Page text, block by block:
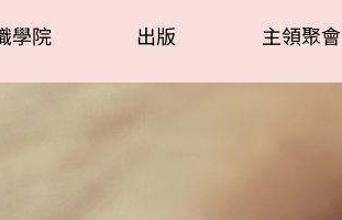
學院 出版 主領聚會